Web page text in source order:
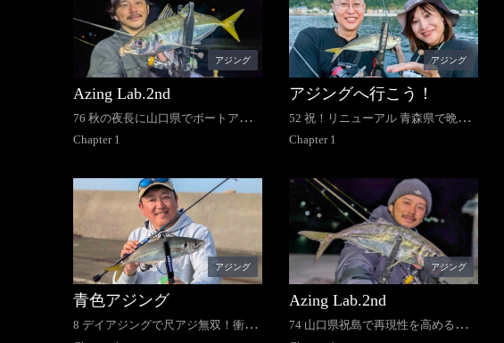
アジング
Azing Lab.2nd
76 秋の夜長に山口県でボートアジ
ング
Chapter 1
アジング
アジングへ行こう！
52 祝！リニューアル 青森県で晩夏
のアジング旅
Chapter 1
アジング
青色アジング
8 デイアジングで尺アジ無双！衝撃
アジング
Azing Lab.2nd
74 山口県祝島で再現性を高めるア